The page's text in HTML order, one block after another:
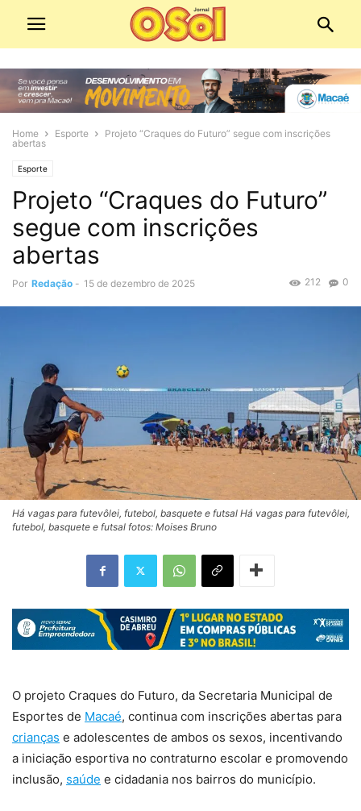
Home Esporte
Projeto “Craques do Futuro” segue com inscrições
abertas
Esporte
Projeto “Craques do Futuro”
segue com inscrições
abertas
Por Redação - 15 de dezembro de 2025 0
212
Há vagas para futevôlei, futebol, basquete e futsal Há vagas para futevôlei,
futebol, basquete e futsal fotos: Moises Bruno
O projeto Craques do Futuro, da Secretaria Municipal de
Esportes de Macaé, continua com inscrições abertas para
crianças e adolescentes de ambos os sexos, incentivando
a iniciação esportiva no contraturno escolar e promovendo
inclusão, saúde e cidadania nos bairros do município.